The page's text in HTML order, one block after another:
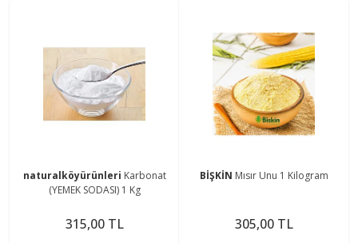
naturalköyürünleri Karbonat
(YEMEK SODASI) 1 Kg
315,00 TL
BİŞKİN Mısır Unu 1 Kilogram
305,00 TL